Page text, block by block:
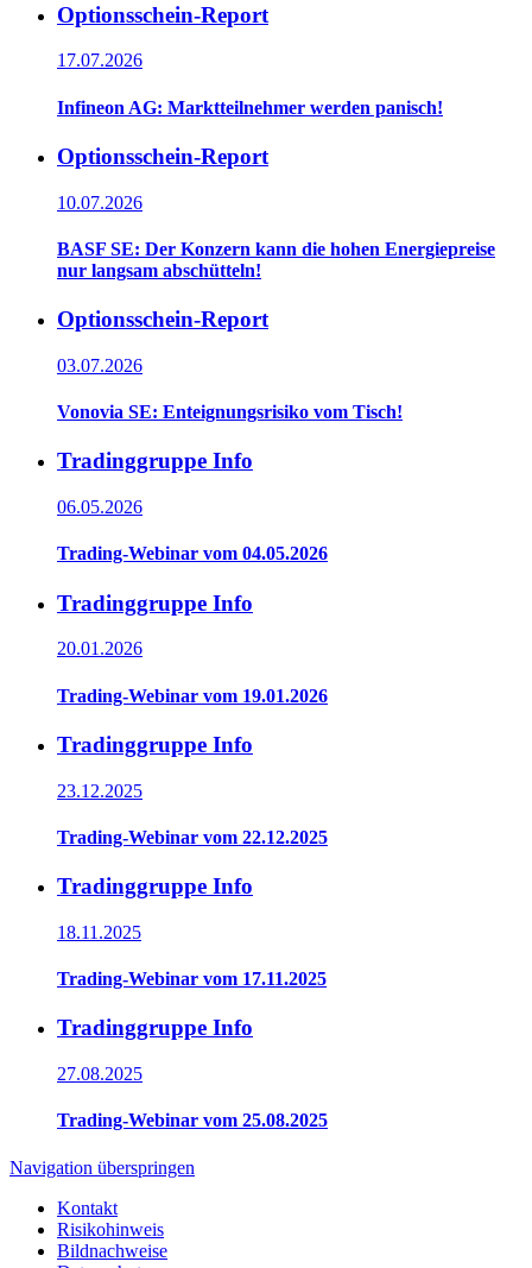
Optionsschein-Report
17.07.2026
Infineon AG: Marktteilnehmer werden panisch!
Optionsschein-Report
10.07.2026
BASF SE: Der Konzern kann die hohen Energiepreise
nur langsam abschütteln!
Optionsschein-Report
03.07.2026
Vonovia SE: Enteignungsrisiko vom Tisch!
Tradinggruppe Info
06.05.2026
Trading-Webinar vom 04.05.2026
Tradinggruppe Info
20.01.2026
Trading-Webinar vom 19.01.2026
Tradinggruppe Info
23.12.2025
Trading-Webinar vom 22.12.2025
Tradinggruppe Info
18.11.2025
Trading-Webinar vom 17.11.2025
Tradinggruppe Info
27.08.2025
Trading-Webinar vom 25.08.2025
Navigation überspringen
Kontakt
Risikohinweis
Bildnachweise